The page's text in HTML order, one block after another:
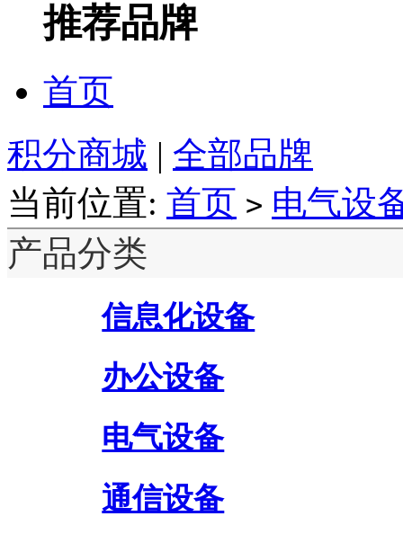
推荐品牌
首页
积分商城 | 全部品牌
当前位置: 首页 > 电气设
产品分类
信息化设备
办公设备
电气设备
通信设备